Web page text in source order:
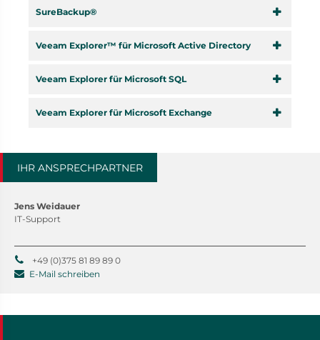
SureBackup®
Veeam Explorer™ für Microsoft Active Directory
Veeam Explorer für Microsoft SQL
Veeam Explorer für Microsoft Exchange
IHR ANSPRECHPARTNER
Jens Weidauer
IT-Support
+49 (0)375 81 89 89 0
E-Mail schreiben